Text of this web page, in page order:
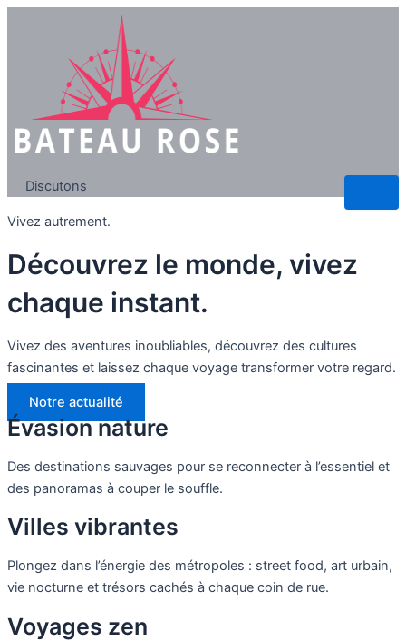
Discutons
Vivez autrement.
Découvrez le monde, vivez
chaque instant.
Vivez des aventures inoubliables, découvrez des cultures
fascinantes et laissez chaque voyage transformer votre regard.
Notre actualité
Évasion nature
Des destinations sauvages pour se reconnecter à l’essentiel et
des panoramas à couper le souffle.
Villes vibrantes
Plongez dans l’énergie des métropoles : street food, art urbain,
vie nocturne et trésors cachés à chaque coin de rue.
Voyages zen